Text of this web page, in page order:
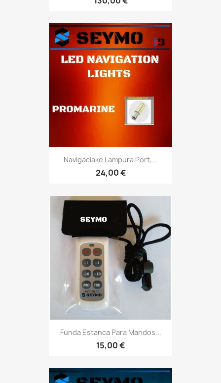
Navigaciake Lampura Port,...
24,00 €
Funda Estanca Para Mandos...
15,00 €